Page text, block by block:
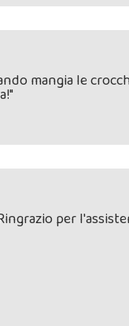
mangia le
per